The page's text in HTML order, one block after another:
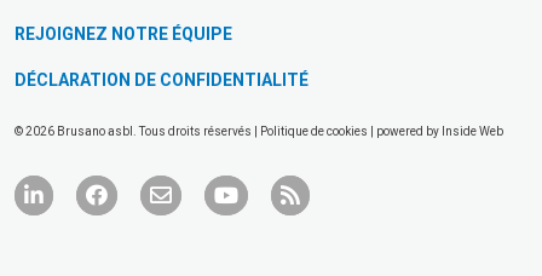
REJOIGNEZ NOTRE ÉQUIPE
DÉCLARATION DE CONFIDENTIALITÉ
© 2026 Brusano asbl. Tous droits réservés | Politique de cookies | powered by Inside Web